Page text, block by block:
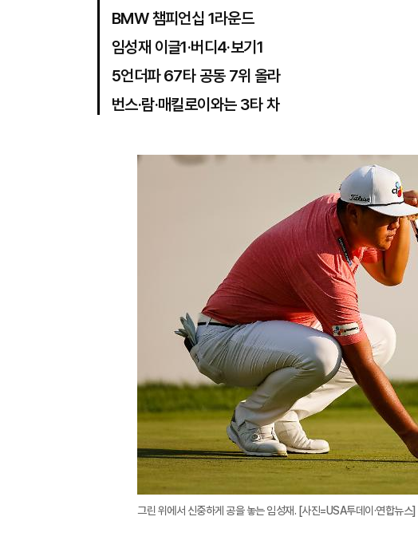
BMW 챔피언십 1라운드
임성재 이글1·버디4·보기1
5언더파 67타 공동 7위 올라
번스·람·매킬로이와는 3타 차
그린 위에서 신중하게 공을 놓는 임성재. [사진=USA투데이·연합뉴스]